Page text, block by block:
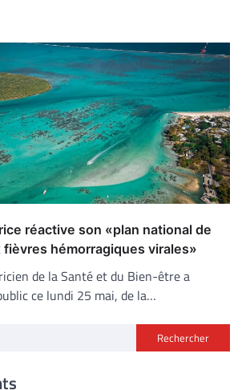
réactive son «plan national de
fièvres hémorragiques virales»
de la Santé et du Bien-être a
ce lundi 25 mai, de la…
Rechercher